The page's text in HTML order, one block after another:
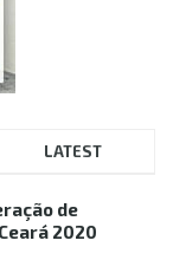
LATEST
de
2020